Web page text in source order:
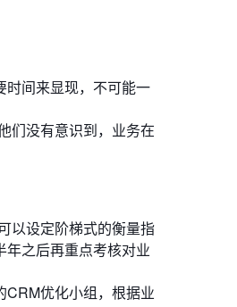
时间来显现，不可能一
们没有意识到，业务在
以设定阶梯式的衡量指
之后再重点考核对业
CRM优化小组，根据业